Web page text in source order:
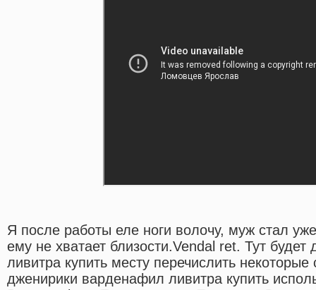
Я после работы еле ноги волочу, муж стал
ему не хватает близости.Vendal ret. Тут
ливитра купить месту перечислить
дженирики варденафил ливитра купить